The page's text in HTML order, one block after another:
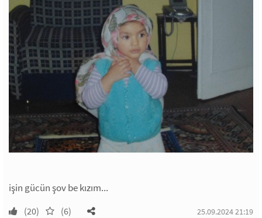
işin gücün şov be kızım...
(20) (6) 25.09.2024 21:19